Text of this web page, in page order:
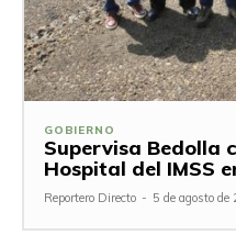
GOBIERNO
Supervisa Bedolla
Hospital del IMSS
Reportero Directo - 5 de agosto